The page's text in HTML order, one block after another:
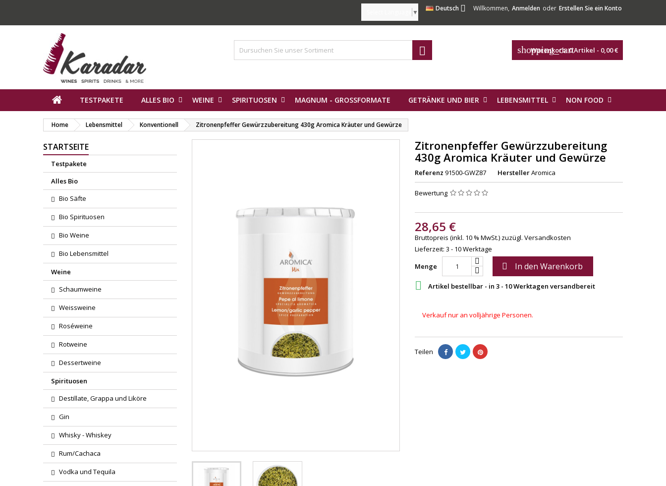
Willkommen, Anmelden oder Erstellen Sie ein Konto
Deutsch 
▼
shopping_cart
Warenkorb:0Artikel - 0,00 €

TESTPAKETE ALLES BIO WEINE SPIRITUOSEN MAGNUM - GROSSFORMATE GETRÄNKE UND BIER LEBENSMITTEL NON FOOD
Home Lebensmittel Konventionell Zitronenpfeffer Gewürzzubereitung 430g Aromica Kräuter und Gewürze
STARTSEITE
Testpakete
Alles Bio
Bio Säfte
Bio Spirituosen
Bio Weine
Bio Lebensmittel
Weine
Schaumweine
Weissweine
Roséweine
Rotweine
Dessertweine
Spirituosen
Destillate, Grappa und Liköre
Gin
Whisky - Whiskey
Rum/Cachaca
Vodka und Tequila
Zitronenpfeffer Gewürzzubereitung
430g Aromica Kräuter und Gewürze
Referenz 91500-GWZ87 HerstellerAromica
Bewertung
28,65 €
Bruttopreis (inkl. 10 % MwSt.) zuzügl. Versandkosten
Lieferzeit: 3 - 10 Werktage
Menge
 In den Warenkorb
 Artikel bestellbar - in 3 - 10 Werktagen versandbereit
Verkauf nur an volljährige Personen.
Teilen